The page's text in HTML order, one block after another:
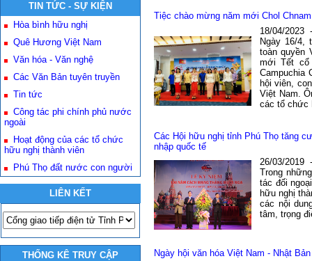
TIN TỨC - SỰ KIỆN
Hòa bình hữu nghị
Quê Hương Việt Nam
Văn hóa - Văn nghệ
Các Văn Bản tuyên truyền
Tin tức
Công tác phi chính phủ nước
ngoài
Hoạt động của các tổ chức
hữu nghị thành viên
Phú Thọ đất nước con người
LIÊN KẾT
THỐNG KÊ TRUY CẬP
Tiệc chào mừng năm mới Chol
18/04/2023
Ngày 16/4,
toàn quyền
mới Tết cổ
Campuchia
hội viên,
Việt Nam.
các tổ chức
Các Hội hữu nghị tỉnh Phú Thọ tăng
nhập quốc tế
26/03/2019
Trong
tác đối
hữu nghị
các nội
tâm, trọng
Ngày hội văn hóa Việt Nam - Nhật Bản